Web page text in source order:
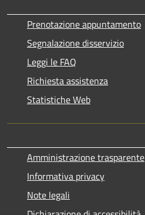
Prenotazione appuntamento
Segnalazione disservizio
Leggi le FAQ
Richiesta assistenza
Statistiche Web
Amministrazione trasparente
Informativa privacy
Note legali